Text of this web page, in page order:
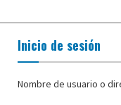
Inicio de sesión
Nombre de usuario o